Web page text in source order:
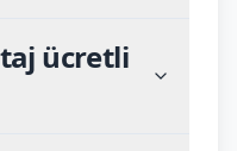
ücretli